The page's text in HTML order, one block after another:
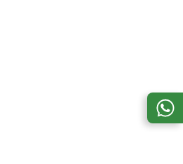
'ताउम्र जेल
नहीं', बोला